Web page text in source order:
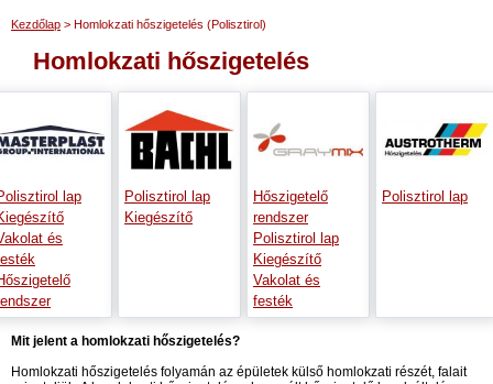
Kezdőlap > Homlokzati hőszigetelés (Polisztirol)
Homlokzati hőszigetelés
lap
és
Polisztirol lap
Kiegészítő
Hőszigetelő
rendszer
Polisztirol lap
Kiegészítő
Vakolat és
festék
Polisztirol lap
Mit jelent a homlokzati hőszigetelés?
Homlokzati hőszigetelés folyamán az épületek külső homlokzati részét, falait